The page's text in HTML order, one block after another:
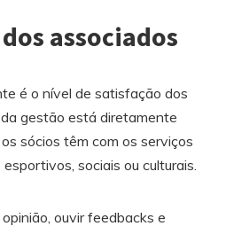
associados
é o nível de satisfação dos
gestão está diretamente
sócios têm com os serviços
sociais ou culturais.
ouvir feedbacks e